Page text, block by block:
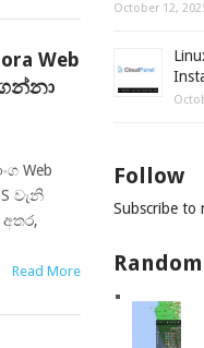
Web
Web
වැනි
Read More
October 12,
Follow
Subscribe to